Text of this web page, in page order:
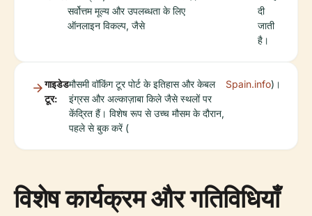
सर्वोत्तम मूल्य और उपलब्धता के लिए
ऑनलाइन विकल्प, जैसे
दी
जाती
है।
गाइडेड
टूर:
मौसमी वॉकिंग टूर पोर्ट के इतिहास और केबल
इंग्रस और अल्काज़ाबा किले जैसे स्थलों पर
केंद्रित हैं। विशेष रूप से उच्च मौसम के दौरान,
पहले से बुक करें (
Spain.info)।
विशेष कार्यक्रम और गतिविधियाँ